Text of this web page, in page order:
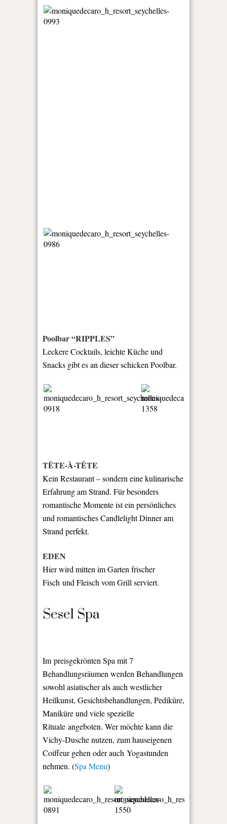
Poolbar “RIPPLES”
Leckere Cocktails, leichte Küche und
Snacks gibt es an dieser schicken Poolbar.
TÊTE-À-TÊTE
Kein Restaurant – sondern eine kulinarische
Erfahrung am Strand. Für besonders
romantische Momente ist ein persönliches
und romantisches Candlelight Dinner am
Strand perfekt.
EDEN
Hier wird mitten im Garten frischer
Fisch und Fleisch vom Grill serviert.
Sesel Spa
Im preisgekrönten Spa mit 7
Behandlungsräumen werden Behandlungen
sowohl asiatischer als auch westlicher
Heilkunst, Gesichtsbehandlungen, Pediküre,
Maniküre und viele spezielle
Rituale angeboten. Wer möchte kann die
Vichy-Dusche nutzen, zum hauseigenen
Coiffeur gehen oder auch Yogastunden
nehmen. (Spa Menu)